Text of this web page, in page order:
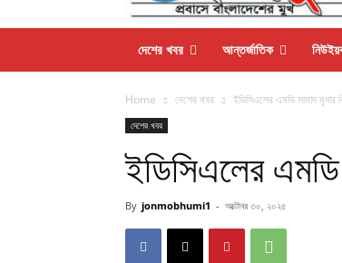
দেশের খবর আন্তর্জাতিক
Home দেশের খবর ইডিসিএলের এমডি সামাদ মৃধার
দেশের খবর
ইডিসিএলের এমডি
By jonmobhumi1 - অক্টোবর ৩০, ২০২৫